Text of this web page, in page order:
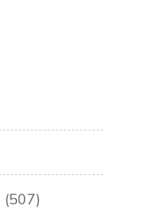
(507)